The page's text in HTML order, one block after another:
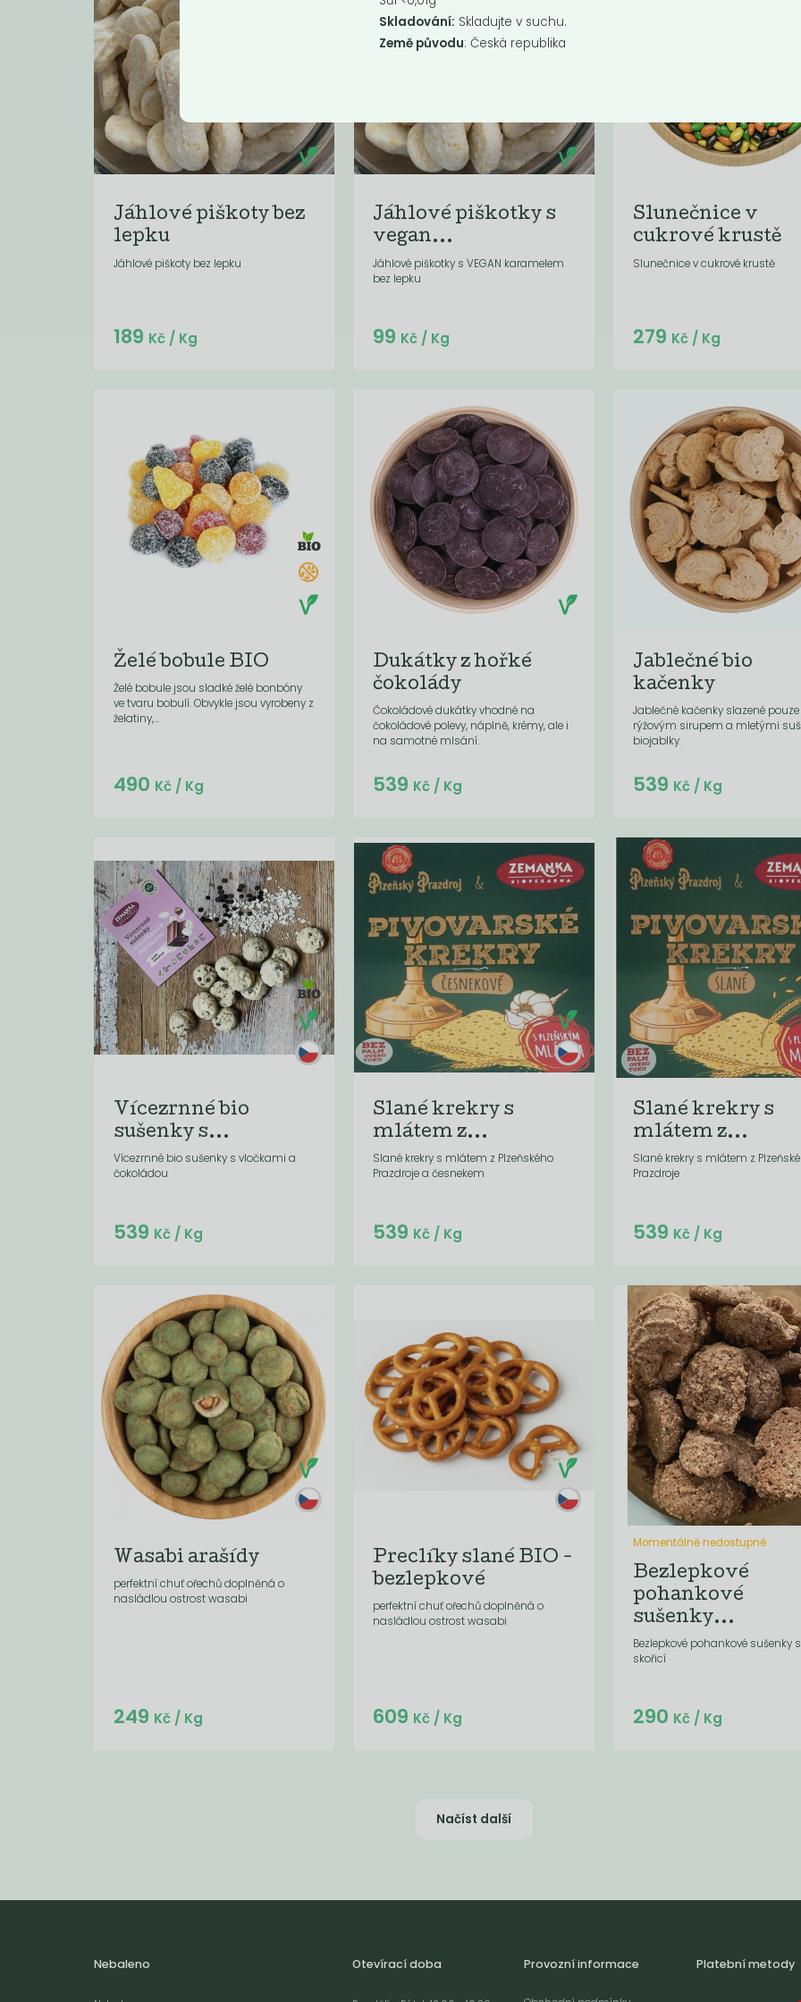
Jáhlové piškoty bez
lepku
Jáhlové piškoty bez lepku
Do košíku:
189 Kč/ Kg
Jáhlové piškotky s
vegan...
Jáhlové piškotky s VEGAN karamelem
bez lepku
Do košíku:
99 Kč / Kg
Slunečnice v
cukrové krustě
Slunečnice v cukrové krustě
Do košíku:
279 Kč/ Kg
Želé bobule BIO
Želé bobule jsou sladké želé bonbóny
ve tvaru bobulí. Obvykle jsou vyrobeny z
želatiny,...
Do košíku:
490 Kč/ Kg
Dukátky z hořké
čokolády
Čokoládové dukátky vhodné na
čokoládové polevy, náplně, krémy, ale i
na samotné mlsání.
Do košíku:
539 Kč / Kg
Jablečné bio
kačenky
Jablečné kačenky slazené pouze
rýžovým sirupem a mletými
biojablky.
Do košíku:
539 Kč/ Kg
Vícezrnné bio
sušenky s...
Vícezrnné bio sušenky s vločkami a
čokoládou
Do košíku:
539 Kč/ Kg
Slané krekry s
mlátem z...
Slané krekry s mlátem z Plzeňského
Prazdroje a česnekem
Do košíku:
539 Kč / Kg
Slané krekry s
mlátem z...
Slané krekry s mlátem z
Prazdroje
Do košíku:
539 Kč/ Kg
Wasabi arašídy
perfektní chuť ořechů doplněná o
nasládlou ostrost wasabi
Do košíku:
249 Kč/ Kg
Preclíky slané BIO -
bezlepkové
perfektní chuť ořechů doplněná o
nasládlou ostrost wasabi
Do košíku:
609 Kč / Kg
Momentálně nedostupné
Bezlepkové
pohankové
sušenky...
Bezlepkové pohankové sušenky
skořicí
290 Kč/ Kg
Načíst další
Nebaleno Otevírací doba Provozní informace Platební metody
Skladování: Skladujte v suchu.
Země původu: Česká republika